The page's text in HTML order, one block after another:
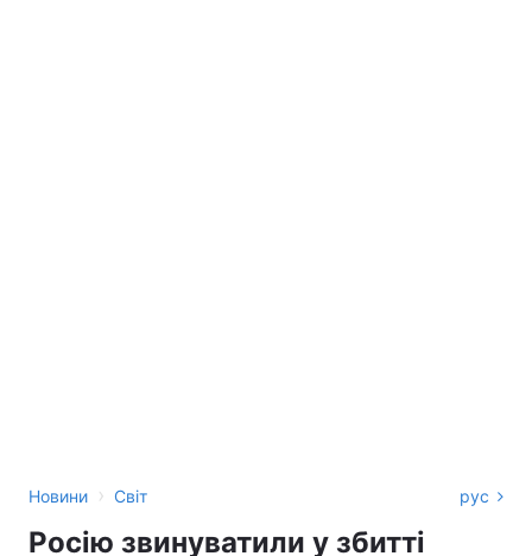
Новини › Світ рус
Росію звинуватили у збитті